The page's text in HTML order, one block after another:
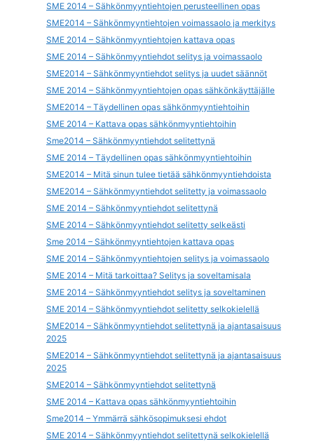
SME 2014 – Sähkönmyyntiehtojen perusteellinen opas
SME2014 – Sähkönmyyntiehtojen voimassaolo ja merkitys
SME 2014 – Sähkönmyyntiehtojen kattava opas
SME 2014 – Sähkönmyyntiehdot selitys ja voimassaolo
SME2014 – Sähkönmyyntiehdot selitys ja uudet säännöt
SME 2014 – Sähkönmyyntiehtojen opas sähkönkäyttäjälle
SME2014 – Täydellinen opas sähkönmyyntiehtoihin
SME 2014 – Kattava opas sähkönmyyntiehtoihin
Sme2014 – Sähkönmyyntiehdot selitettynä
SME 2014 – Täydellinen opas sähkönmyyntiehtoihin
SME2014 – Mitä sinun tulee tietää sähkönmyyntiehdoista
SME2014 – Sähkönmyyntiehdot selitetty ja voimassaolo
SME 2014 – Sähkönmyyntiehdot selitettynä
SME 2014 – Sähkönmyyntiehdot selitetty selkeästi
Sme 2014 – Sähkönmyyntiehtojen kattava opas
SME 2014 – Sähkönmyyntiehtojen selitys ja voimassaolo
SME 2014 – Mitä tarkoittaa? Selitys ja soveltamisala
SME 2014 – Sähkönmyyntiehdot selitys ja soveltaminen
SME 2014 – Sähkönmyyntiehdot selitetty selkokielellä
SME2014 – Sähkönmyyntiehdot selitettynä ja ajantasaisuus
2025
SME2014 – Sähkönmyyntiehdot selitettynä ja ajantasaisuus
2025
SME2014 – Sähkönmyyntiehdot selitettynä
SME 2014 – Kattava opas sähkönmyyntiehtoihin
Sme2014 – Ymmärrä sähkösopimuksesi ehdot
SME 2014 – Sähkönmyyntiehdot selitettynä selkokielellä